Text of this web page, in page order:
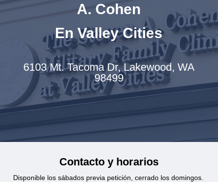
A. Cohen
En Valley Cities
6103 Mt. Tacoma Dr,Lakewood, WA
98499
Contacto y horarios
Disponible los sábados previa petición, cerrado los domingos.